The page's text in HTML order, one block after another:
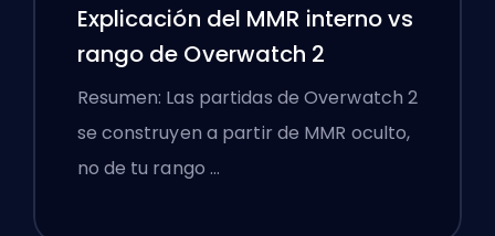
Explicación del MMR interno vs
rango de Overwatch 2
Resumen: Las partidas de Overwatch 2
se construyen a partir de MMR oculto,
no de tu rango …